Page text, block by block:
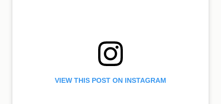
VIEW THIS POST ON INSTAGRAM